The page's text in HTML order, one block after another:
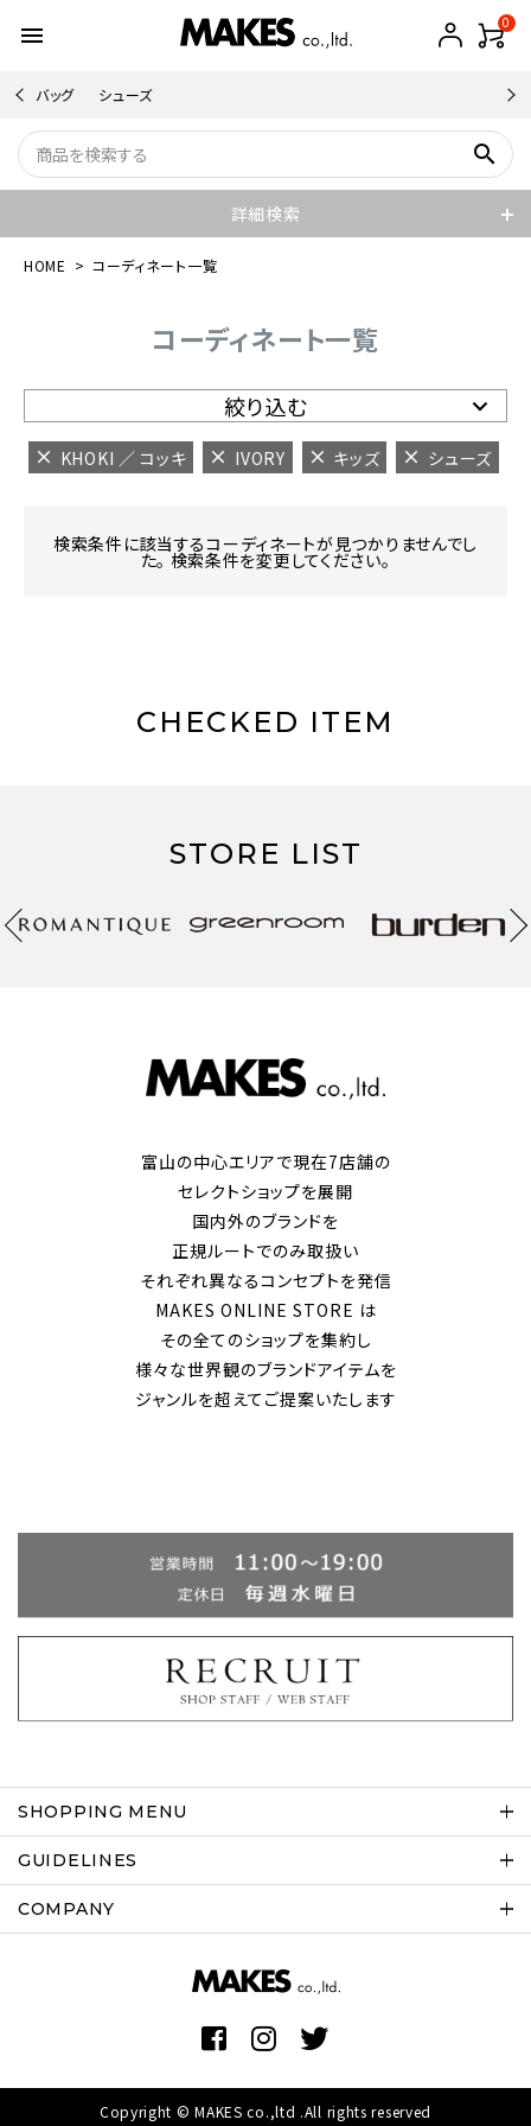
menu 0
バッグ シューズ
search
詳細検索
HOME コーディネート一覧
コーディネート一覧
絞り込む
KHOKI ／ コッキ IVORY キッズ シューズ
検索条件に該当するコーディネートが見つかりませんでし
た。 検索条件を変更してください。
CHECKED ITEM
STORE LIST
富山の中心エリアで現在7店舗の
セレクトショップを展開
国内外のブランドを
正規ルートでのみ取扱い
それぞれ異なるコンセプトを発信
MAKES ONLINE STORE は
その全てのショップを集約し
様々な世界観のブランドアイテムを
ジャンルを超えてご提案いたします
SHOPPING MENU
GUIDELINES
COMPANY
Copyright © MAKES co.,ltd .All rights reserved